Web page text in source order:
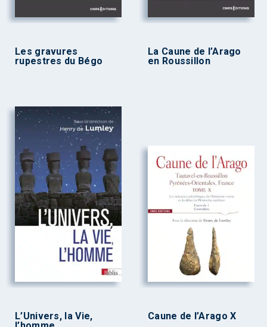
Les gravures
rupestres du Bégo
La Caune de l’Arago
en Roussillon
L’Univers, la Vie,
Caune de l’Arago X